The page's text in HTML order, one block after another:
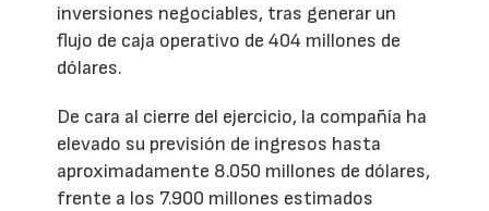
inversiones negociables, tras generar un
flujo de caja operativo de 404 millones de
dólares.
De cara al cierre del ejercicio, la compañía ha
elevado su previsión de ingresos hasta
aproximadamente 8.050 millones de dólares,
frente a los 7.900 millones estimados